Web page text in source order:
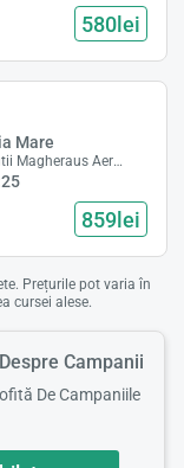
580lei
Mare
Tautii Magheraus Aeroport
859lei
Prețurile pot varia în
cursei alese.
Campanii
De Campaniile